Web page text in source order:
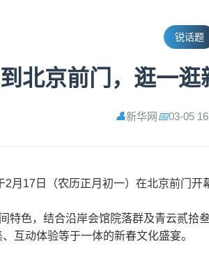
锐话题
到北京前门，逛一
👤新华网 📅03-05
月17日（农历正月初一）在北京前门开
特色，结合沿岸会馆院落群及青云贰
互动体验等于一体的新春文化盛宴。